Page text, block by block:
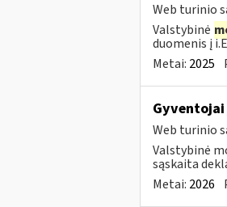
Web turinio
Valstybinė
duomenis į
Metai: 2025
Web turinio
Valstybinė
sąskaita
Metai: 2026